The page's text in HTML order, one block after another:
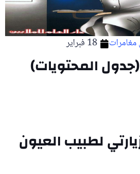
18 فبراير
المحتويات)
لطبيب العيون